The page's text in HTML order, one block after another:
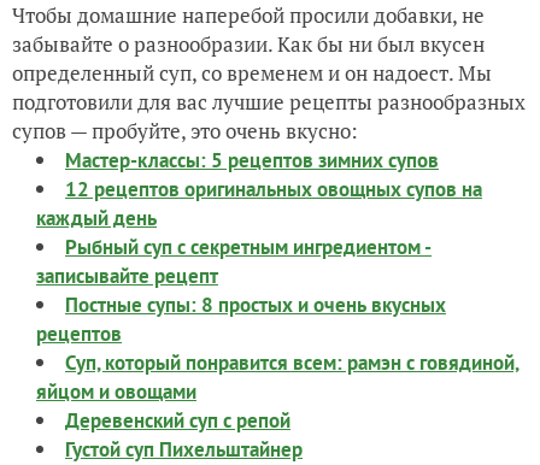
Чтобы домашние наперебой просили добавки, не
забывайте о разнообразии. Как бы ни был вкусен
определенный суп, со временем и он надоест. Мы
подготовили для вас лучшие рецепты разнообразных
супов — пробуйте, это очень вкусно:
Мастер-классы: 5 рецептов зимних супов
12 рецептов оригинальных овощных супов на
каждый день
Рыбный суп с секретным ингредиентом -
записывайте рецепт
Постные супы: 8 простых и очень вкусных
рецептов
Суп, который понравится всем: рамэн с говядиной,
яйцом и овощами
Деревенский суп с репой
Густой суп Пихельштайнер